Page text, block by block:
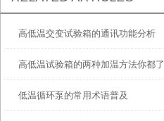
高低温交变试验箱的通讯功能分析
高低温试验箱的两种加温方法你都了
解吗？
低温循环泵的常用术语普及